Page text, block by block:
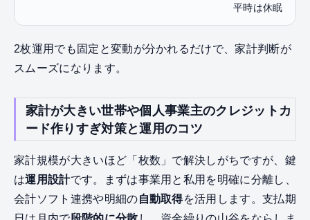
平時は休眠
2枚運用でも固定と変動が分かれるだけで、家計判断が
スムーズになります。
家計が大きい世帯や個人事業主のクレジットカ
ード作りすぎ対策と運用のコツ
家計規模が大きいほど「枚数」で解決しがちですが、鍵
は運用設計です。まずは事業用と私用を明確に分離し、
会計ソフト連携や明細の自動取得を活用します。支払期